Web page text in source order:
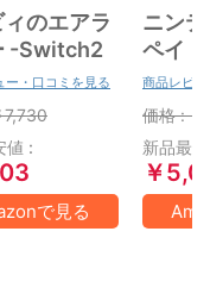
のエアラ
-Switch2
ー・口コミを見る
7,730
値 :
で見る
ニン
ペイ
円|オ
ド版
商品レビ
価格 :
新品最
￥